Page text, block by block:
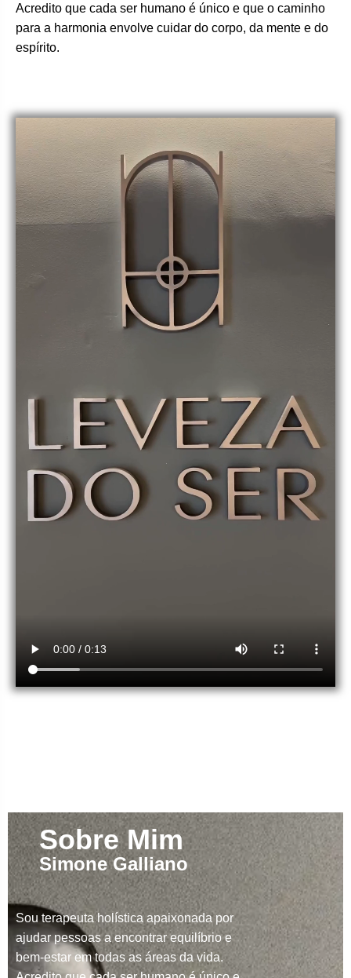
Acredito que cada ser humano é único e que o caminho
para a harmonia envolve cuidar do corpo, da mente e do
espírito.
Sobre Mim
Simone Galliano
Sou terapeuta holística apaixonada por
ajudar pessoas a encontrar equilíbrio e
bem-estar em todas as áreas da vida.